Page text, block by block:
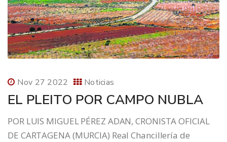
Nov 27 2022 Noticias
EL PLEITO POR CAMPO NUBLA
POR LUIS MIGUEL PÉREZ ADAN, CRONISTA OFICIAL
DE CARTAGENA (MURCIA) Real Chancillería de